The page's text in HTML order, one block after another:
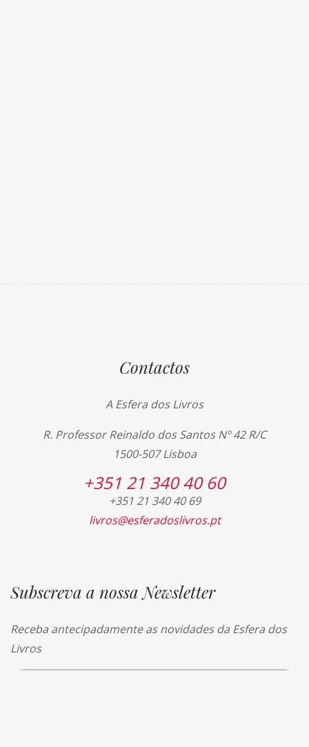
Contactos
A Esfera dos Livros
R. Professor Reinaldo dos Santos Nº 42 R/C
1500-507 Lisboa
+351 21 340 40 60
+351 21 340 40 69
livros@esferadoslivros.pt
Subscreva a nossa Newsletter
Receba antecipadamente as novidades da Esfera dos
Livros